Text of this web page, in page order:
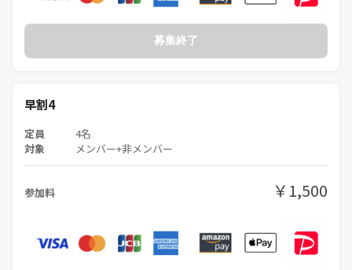
募集終了
早割4
定員 4名
対象
メンバー+非メンバー
参加料 ￥1,500